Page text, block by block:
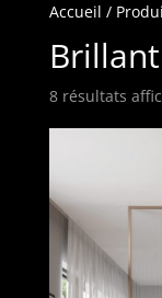
Accueil /
Brillant
8 résultats